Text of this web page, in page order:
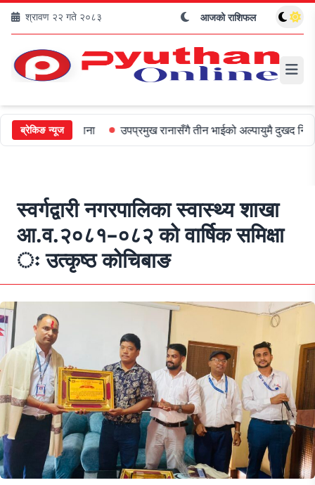
श्रावण २२ गते २०८३ आजको राशिफल
ब्रेकिङ न्यूजउपप्रमुख रानासँगै तीन भाईको अल्पायुमै दुखद निधन ओली
स्वर्गद्वारी नगरपालिका स्वास्थ्य शाखा
आ.व.२०८१–०८२ को वार्षिक समिक्षा
ः उत्कृष्ठ कोचिबाङ